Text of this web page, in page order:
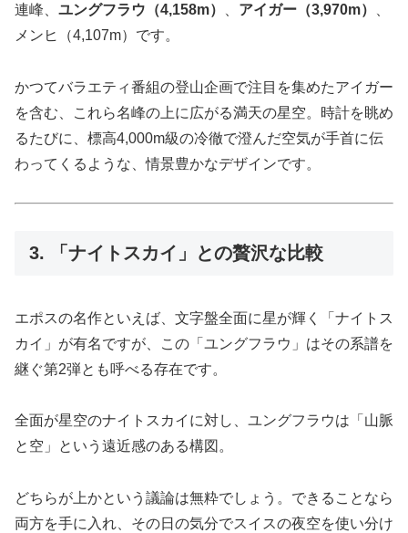
連峰、 ユングフラウ（4,158m） アイガー（3,970m）
メンヒ（4,107m）です。
かつてバラエティ番組の登山企画で注目を集めたアイガー
を含む、これら名峰の上に広がる満天の星空。時計を眺め
るたびに、標高4,000m級の冷徹で澄んだ空気が手首に伝
わってくるような、情景豊かなデザインです。
3. 「ナイトスカイ」との贅沢な比較
エポスの名作といえば、文字盤全面に星が輝く「ナイトス
カイ」が有名ですが、この「ユングフラウ」はその系譜を
継ぐ第2弾とも呼べる存在です。
全面が星空のナイトスカイに対し、ユングフラウは「山脈
と空」という遠近感のある構図。
どちらが上かという議論は無粋でしょう。できることなら
両方を手に入れ、その日の気分でスイスの夜空を使い分け